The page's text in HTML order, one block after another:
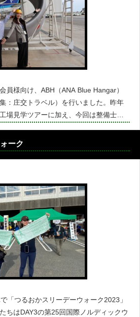
員様向け、ABH（ANA Blue Hangar）
：庄交トラベル）を行いました。昨年
場見学ツアーに加え、今回は整備士・
好きにはたまらないANA大満喫のツ
ーク
「つるおかスリーデーウォーク2023」
ちはDAY3の第25回国際ノルディックウ